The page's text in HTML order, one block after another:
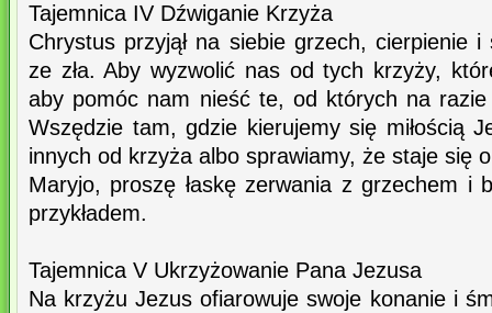
Tajemnica IV Dźwiganie Krzyża
Chrystus przyjął na siebie grzech, cierpienie
ze zła. Aby wyzwolić nas od tych krzyży,
aby pomóc nam nieść te, od których na
Wszędzie tam, gdzie kierujemy się miłością
innych od krzyża albo sprawiamy, że staje się
Maryjo, proszę łaskę zerwania z grzechem i
przykładem.
Tajemnica V Ukrzyżowanie Pana Jezusa
Na krzyżu Jezus ofiarowuje swoje konanie i